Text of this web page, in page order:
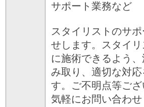
サポート業務など
スタイリストのサ
せします。スタイ
に施術できるよう、
み取り、適切な対応
す。ご不明点等ご
気軽にお問い合わせ